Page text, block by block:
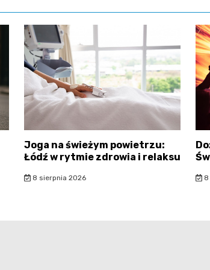
Joga na świeżym powietrzu:
Łódź w rytmie zdrowia i relaksu
8 sierpnia 2026 8